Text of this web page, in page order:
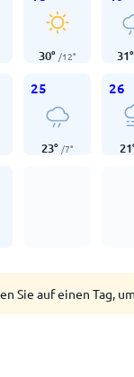
30° /12° 31°
25
23° /7°
26
21
Sie auf einen Tag,